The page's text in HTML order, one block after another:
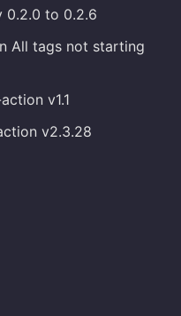
0.2.0 to 0.2.6
All tags not starting
v1.1
v2.3.28